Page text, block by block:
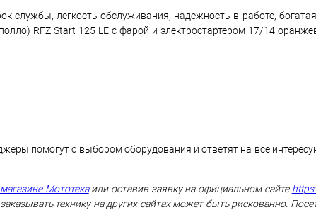
службы, легкость обслуживания, надежность в работе,
RFZ Start 125 LE с фарой и электростартером 17/14
помогут с выбором оборудования и ответят на все
Мототекаили оставив заявку на официальном сайте
технику на других сайтах может быть рискованно.